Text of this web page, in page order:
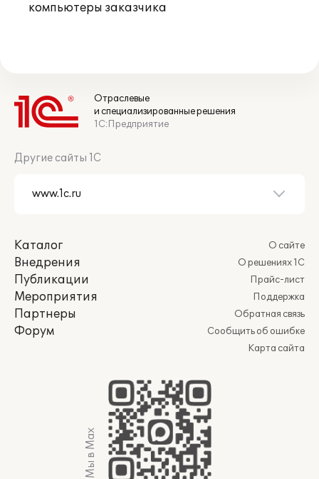
компьютеры заказчика
Отраслевые
и специализированные решения
1С:Предприятие
Другие сайты 1С
Каталог
Внедрения
Публикации
Мероприятия
Партнеры
Форум
О сайте
О решениях 1С
Прайс-лист
Поддержка
Обратная связь
Сообщить об ошибке
Карта сайта
Мы в Max